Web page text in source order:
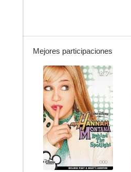
Mejores participaciones
8.7